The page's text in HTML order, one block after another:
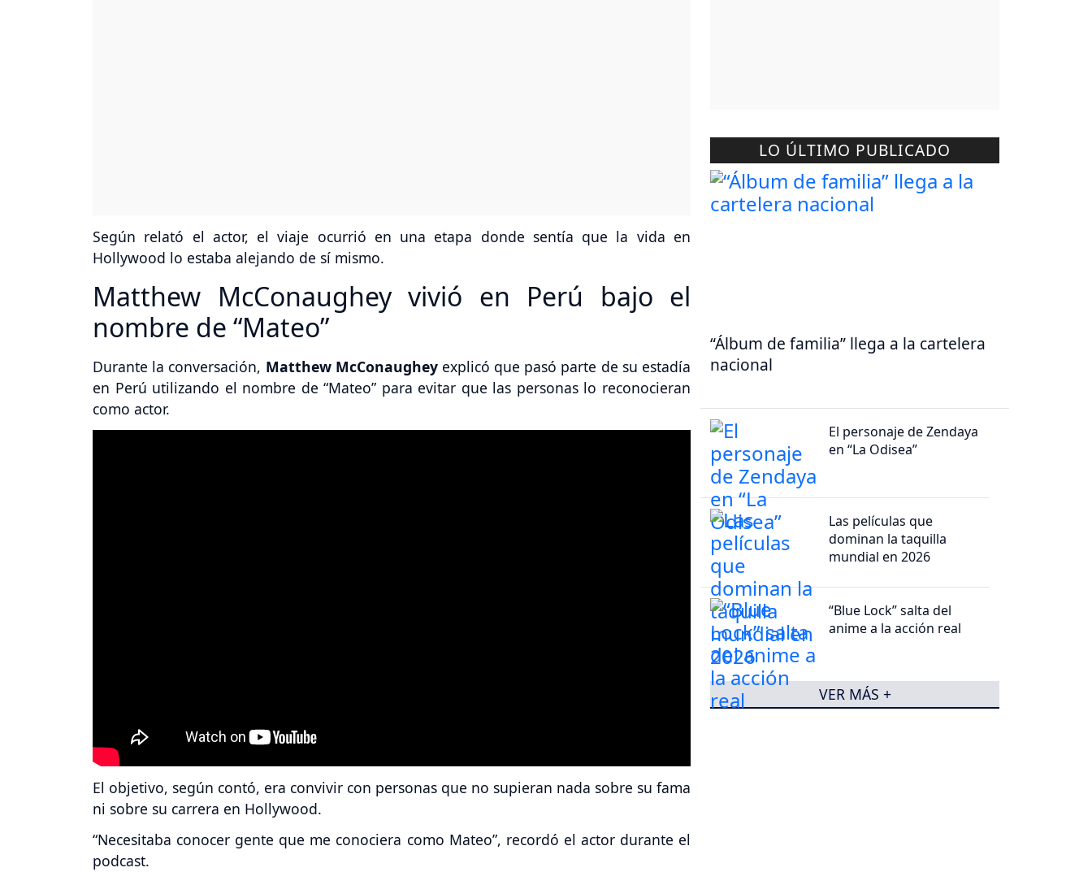
Según relató el actor, el viaje ocurrió en una etapa donde sentía que la vida en
Hollywood lo estaba alejando de sí mismo.
Matthew McConaughey vivió en Perú bajo el
nombre de “Mateo”
Durante la conversación, Matthew McConaugheyexplicó que pasó parte de su estadía
en Perú utilizando el nombre de “Mateo” para evitar que las personas lo reconocieran
como actor.
El objetivo, según contó, era convivir con personas que no supieran nada sobre su fama
ni sobre su carrera en Hollywood.
“Necesitaba conocer gente que me conociera como Mateo”, recordó el actor durante el
podcast.
LO ÚLTIMO PUBLICADO
“Álbum de familia” llega a la cartelera
nacional
El personaje de Zendaya
en “La Odisea”
Las películas que
dominan la taquilla
mundial en 2026
“Blue Lock” salta del
anime a la acción real
VER MÁS +